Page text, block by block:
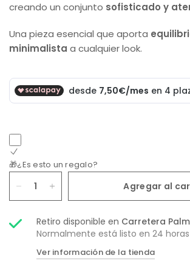
creando un conjunto sofisticado y
Una pieza esencial que aporta
minimalista a cualquier look.
🎁¿Es esto un regalo?
Agregar al
Retiro disponible en Carretera
Normalmente está listo en 24 horas
Ver información de la tienda